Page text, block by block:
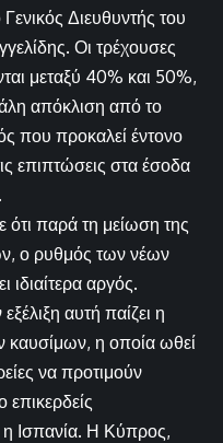
Διευθυντής του
Οι τρέχουσες
μεταξύ 40% και 50%,
απόκλιση από το
που προκαλεί έντονο
επιπτώσεις στα έσοδα
ότι παρά τη μείωση της
ο ρυθμός των νέων
αργός.
αυτή παίζει η
καυσίμων, η οποία ωθεί
να προτιμούν
επικερδείς
Ισπανία. Η Κύπρος,